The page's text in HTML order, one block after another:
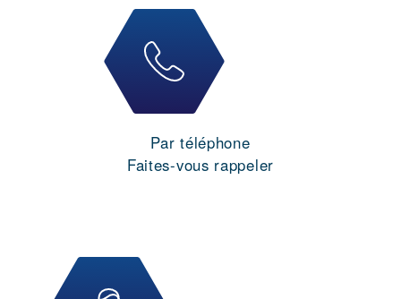
Par téléphone
Faites-vous rappeler